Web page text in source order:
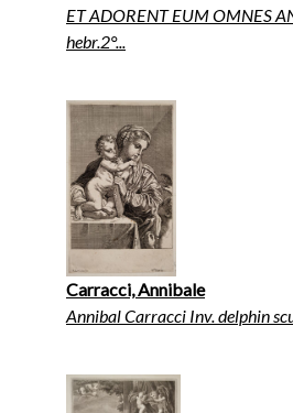
ET ADORENT EUM OMNES
hebr.2°...
Carracci, Annibale
Annibal Carracci Inv. delphin